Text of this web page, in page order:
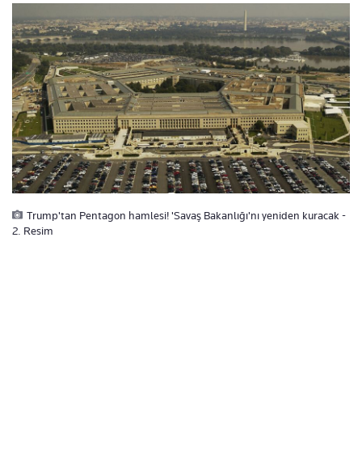
Trump'tan Pentagon hamlesi! 'Savaş Bakanlığı'nı yeniden kuracak -
2. Resim